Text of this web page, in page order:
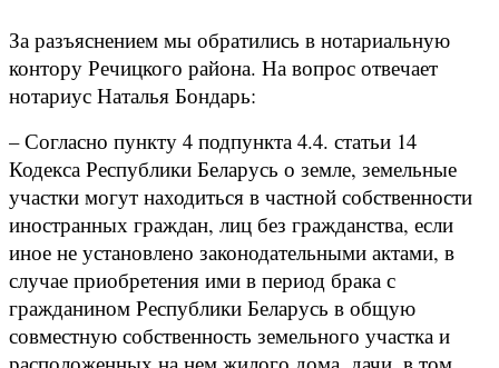
За разъяснением мы обратились в нотариальную
контору Речицкого района. На вопрос отвечает
нотариус Наталья Бондарь:
– Согласно пункту 4 подпункта 4.4. статьи 14
Кодекса Республики Беларусь о земле, земельные
участки могут находиться в частной собственности
иностранных граждан, лиц без гражданства, если
иное не установлено законодательными актами, в
случае приобретения ими в период брака с
гражданином Республики Беларусь в общую
совместную собственность земельного участка и